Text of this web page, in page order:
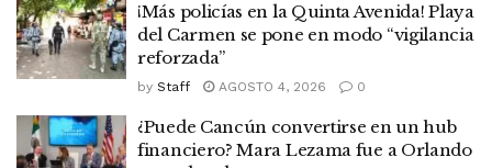
¡Más policías en la Quinta Avenida! Playa
del Carmen se pone en modo “vigilancia
reforzada”
by Staff AGOSTO 4, 2026 0
¿Puede Cancún convertirse en un hub
financiero? Mara Lezama fue a Orlando